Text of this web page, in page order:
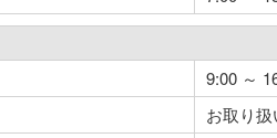
9:00 ～
お取り